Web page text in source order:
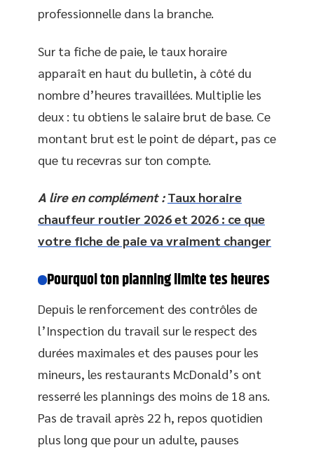
professionnelle dans la branche.
Sur ta fiche de paie, le taux horaire
apparaît en haut du bulletin, à côté du
nombre d’heures travaillées. Multiplie les
deux : tu obtiens le salaire brut de base. Ce
montant brut est le point de départ, pas ce
que tu recevras sur ton compte.
A lire en complément : Taux horaire
chauffeur routier 2026 et 2026 : ce que
votre fiche de paie va vraiment changer
Pourquoi ton planning limite tes heures
Depuis le renforcement des contrôles de
l’Inspection du travail sur le respect des
durées maximales et des pauses pour les
mineurs, les restaurants McDonald’s ont
resserré les plannings des moins de 18 ans.
Pas de travail après 22 h, repos quotidien
plus long que pour un adulte, pauses